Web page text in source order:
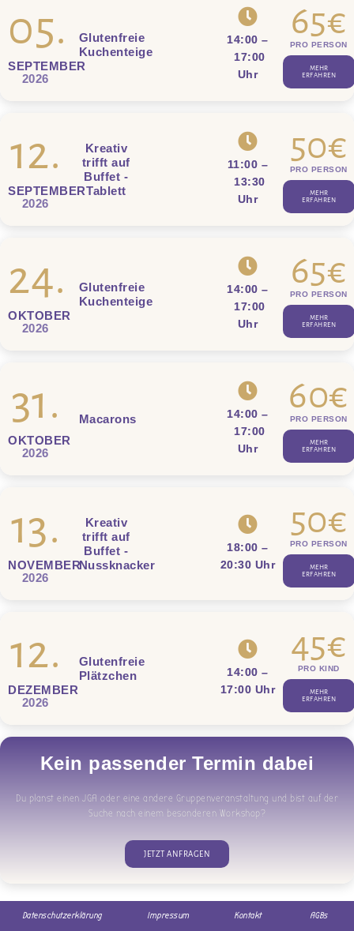
05.
SEPTEMBER
2026
Glutenfreie
Kuchenteige
14:00–
17:00
Uhr
65€
PRO PERSON
MEHR
ERFAHREN
12.
SEPTEMBER
2026
Kreativ
trifft auf
Buffet -
Tablett
11:00 –
13:30
Uhr
50€
PRO PERSON
MEHR
ERFAHREN
24.
OKTOBER
2026
Glutenfreie
Kuchenteige
14:00–
17:00
Uhr
65€
PRO PERSON
MEHR
ERFAHREN
31.
OKTOBER
2026
Macarons 14:00–
17:00
Uhr
60€
PRO PERSON
MEHR
ERFAHREN
13.
NOVEMBER
2026
Kreativ
trifft auf
Buffet -
Nussknacker
18:00–
20:30 Uhr
50€
PRO PERSON
MEHR
ERFAHREN
12.
DEZEMBER
2026
Glutenfreie
Plätzchen
14:00–
17:00 Uhr
45€
PRO KIND
MEHR
ERFAHREN
Kein passender Termin dabei
Du planst einen JGA oder eine andere Gruppenveranstaltung und bist auf der
Suche nach einem besonderen Workshop?
JETZT ANFRAGEN
Datenschutzerklärung Impressum Kontakt AGBs